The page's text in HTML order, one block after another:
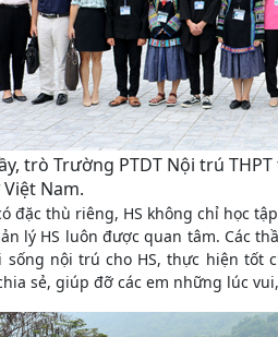
trò Trường PTDT Nội trú
Nam.
đặc thù riêng, HS không chỉ học
lý HS luôn được quan tâm. Các
sống nội trú cho HS, thực hiện tốt
sẻ, giúp đỡ các em những lúc